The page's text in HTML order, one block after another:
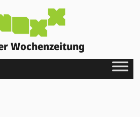
Wochenzeitung